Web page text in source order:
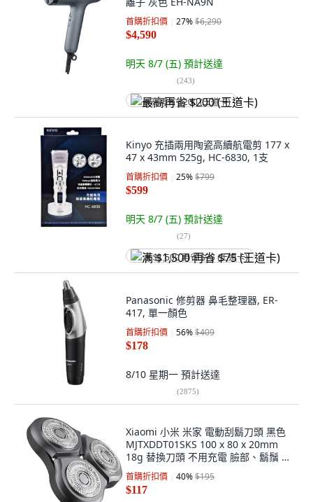
首購折扣價 27%$6,290
$4,590
明天 8/7 (五) 預計送達
(243)
最高再省 $200 (王道卡)
Kinyo 充插兩用陶瓷高續航電剪 177 x
47 x 43mm 525g, HC-6830, 1支
首購折扣價 25%$799
$599
明天 8/7 (五) 預計送達
(27)
满 $1,500 再省 $75 (王道卡)
Panasonic 修剪器 鼻毛整理器, ER-
417, 單一顏色
首購折扣價 56%$409
$178
8/10 星期一 預計送達
(2875)
Xiaomi 小米 米家 電動刮鬍刀頭 黑色
MJTXDDT01SKS 100 x 80 x 20mm
18g 替換刀頭 不用充電 臉部、鬍鬚 男
性
首購折扣價 40%$195
$117